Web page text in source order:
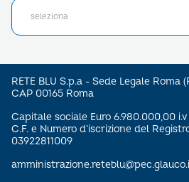
RETE BLU S.p.a - Sede Legale Roma
CAP 00165 Roma
Capitale sociale Euro 6.980.000,00 i.v
C.F. e Numero d’iscrizione del
03922811009